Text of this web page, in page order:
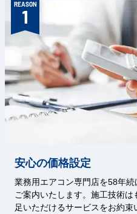
REASON
1
安心の価格設定
業務用エアコン専門店を58年
ご案内いたします。施工技術
足いただけるサービスをお約束